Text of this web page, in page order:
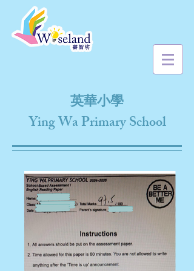
英華小學
Ying Wa Primary School